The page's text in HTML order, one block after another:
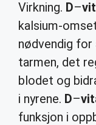
Virkning. D–
kalsium-
nødvendig
tarmen, det
blodet og
i nyrene. D–
funksjon i